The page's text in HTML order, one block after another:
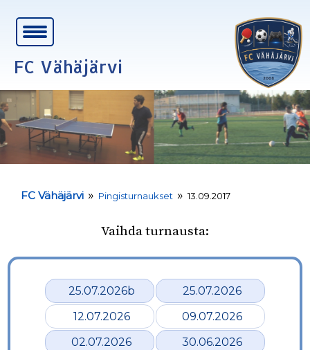
FC Vähäjärvi
FC Vähäjärvi » Pingisturnaukset » 13.09.2017
Vaihda turnausta:
25.07.2026b
25.07.2026
12.07.2026
09.07.2026
02.07.2026
30.06.2026